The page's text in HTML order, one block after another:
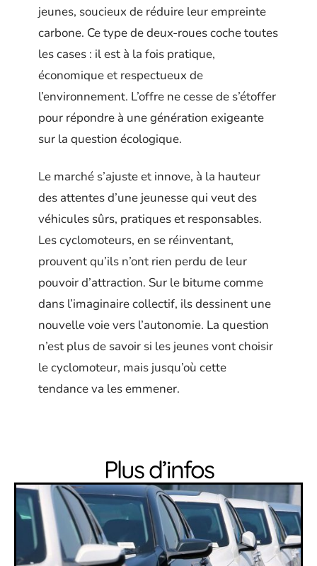
jeunes, soucieux de réduire leur empreinte
carbone. Ce type de deux-roues coche toutes
les cases : il est à la fois pratique,
économique et respectueux de
l’environnement. L’offre ne cesse de s’étoffer
pour répondre à une génération exigeante
sur la question écologique.
Le marché s’ajuste et innove, à la hauteur
des attentes d’une jeunesse qui veut des
véhicules sûrs, pratiques et responsables.
Les cyclomoteurs, en se réinventant,
prouvent qu’ils n’ont rien perdu de leur
pouvoir d’attraction. Sur le bitume comme
dans l’imaginaire collectif, ils dessinent une
nouvelle voie vers l’autonomie. La question
n’est plus de savoir si les jeunes vont choisir
le cyclomoteur, mais jusqu’où cette
tendance va les emmener.
Plus d’infos